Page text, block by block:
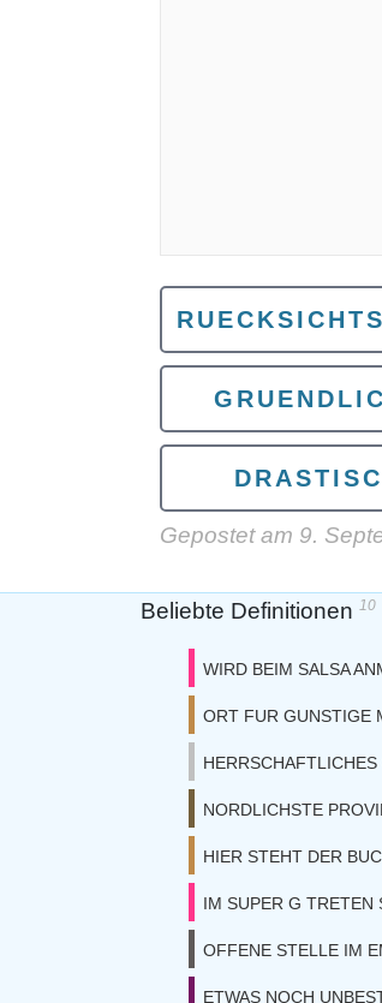
Gepostet am 9.
Beliebte Definitionen 10
WIRD BEIM SALSA
ORT FUR GUNSTIGE
HERRSCHAFTLICHES
NORDLICHSTE
HIER STEHT DER
IM SUPER G TRETEN
OFFENE STELLE IM
ETWAS NOCH